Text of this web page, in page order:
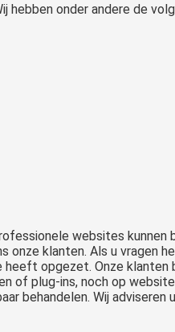
hebben onder andere de
websites kunnen
onze klanten. Als u vragen
opgezet. Onze klanten
of plug-ins, noch op
behandelen. Wij adviseren